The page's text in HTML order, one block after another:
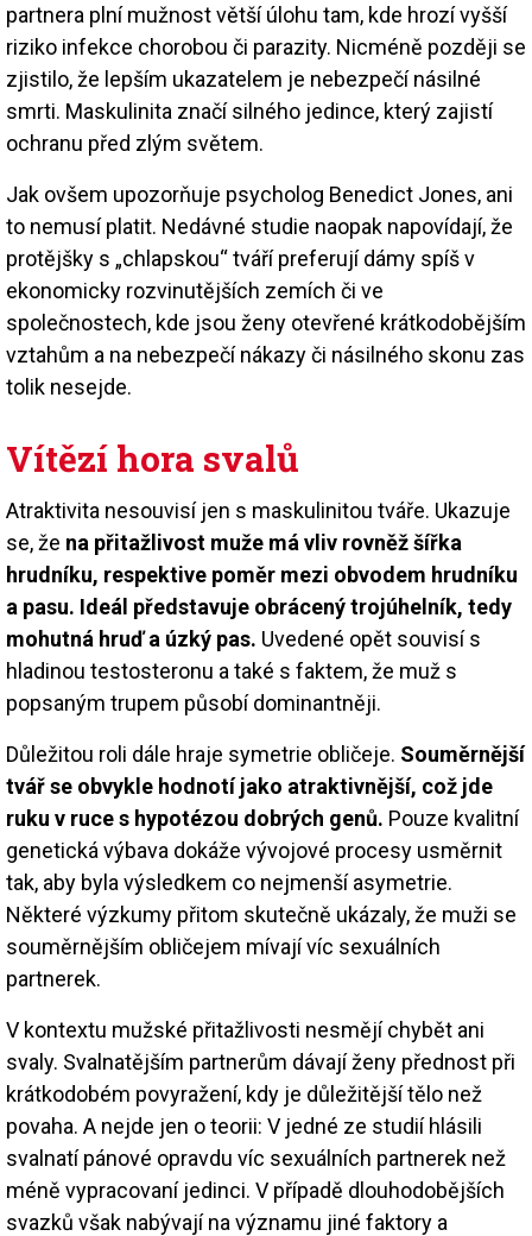
partnera plní mužnost větší úlohu tam, kde hrozí vyšší
riziko infekce chorobou či parazity. Nicméně později se
zjistilo, že lepším ukazatelem je nebezpečí násilné
smrti. Maskulinita značí silného jedince, který zajistí
ochranu před zlým světem.
Jak ovšem upozorňuje psycholog Benedict Jones, ani
to nemusí platit. Nedávné studie naopak napovídají, že
protějšky s „chlapskou“ tváří preferují dámy spíš v
ekonomicky rozvinutějších zemích či ve
společnostech, kde jsou ženy otevřené krátkodobějším
vztahům a na nebezpečí nákazy či násilného skonu zas
tolik nesejde.
Vítězí hora svalů
Atraktivita nesouvisí jen s maskulinitou tváře. Ukazuje
se, že na přitažlivost muže má vliv rovněž šířka
hrudníku, respektive poměr mezi obvodem hrudníku
a pasu. Ideál představuje obrácený trojúhelník, tedy
mohutná hruď a úzký pas. Uvedené opět souvisí s
hladinou testosteronu a také s faktem, že muž s
popsaným trupem působí dominantněji.
Důležitou roli dále hraje symetrie obličeje. Souměrnější
tvář se obvykle hodnotí jako atraktivnější, což jde
ruku v ruce s hypotézou dobrých genů. Pouze kvalitní
genetická výbava dokáže vývojové procesy usměrnit
tak, aby byla výsledkem co nejmenší asymetrie.
Některé výzkumy přitom skutečně ukázaly, že muži se
souměrnějším obličejem mívají víc sexuálních
partnerek.
V kontextu mužské přitažlivosti nesmějí chybět ani
svaly. Svalnatějším partnerům dávají ženy přednost při
krátkodobém povyražení, kdy je důležitější tělo než
povaha. A nejde jen o teorii: V jedné ze studií hlásili
svalnatí pánové opravdu víc sexuálních partnerek než
méně vypracovaní jedinci. V případě dlouhodobějších
svazků však nabývají na významu jiné faktory a